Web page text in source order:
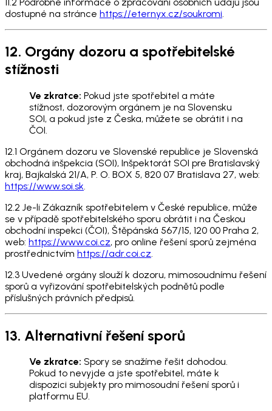
dostupné na stránce https://eternyx.cz/soukromi.
12. Orgány dozoru a spotřebitelské
stížnosti
Ve zkratce: Pokud jste spotřebitel a máte
stížnost, dozorovým orgánem je na Slovensku
SOI, a pokud jste z Česka, můžete se obrátit i na
ČOI.
12.1 Orgánem dozoru ve Slovenské republice je Slovenská
obchodná inšpekcia (SOI), Inšpektorát SOI pre Bratislavský
kraj, Bajkalská 21/A, P. O. BOX 5, 820 07 Bratislava 27, web:
https://www.soi.sk
12.2 Je-li Zákazník spotřebitelem v České republice, může
se v případě spotřebitelského sporu obrátit i na Českou
obchodní inspekci (ČOI), Štěpánská 567/15, 120 00 Praha 2,
web: https://www.coi.cz, pro online řešení sporů zejména
prostřednictvím https://adr.coi.cz
12.3 Uvedené orgány slouží k dozoru, mimosoudnímu řešení
sporů a vyřizování spotřebitelských podnětů podle
příslušných právních předpisů.
13. Alternativní řešení sporů
Ve zkratce: Spory se snažíme řešit dohodou.
Pokud to nevyjde a jste spotřebitel, máte k
dispozici subjekty pro mimosoudní řešení sporů i
platformu EU.